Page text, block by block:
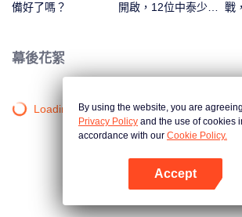
備好了嗎？
開啟，12位中泰少年
戰
幕後花絮
Loading…By using the website, you are
Privacy Policy and the use of cookies
accordance with our Cookie Policy.
Accept